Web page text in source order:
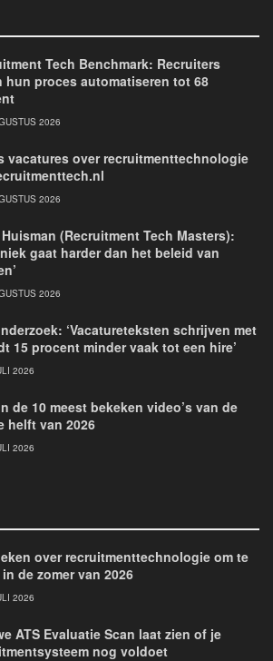
Tech Benchmark: Recruiters
hun proces automatiseren tot 68
2026
vacatures over recruitmenttechnologie
2026
Huisman (Recruitment Tech Masters):
gaat harder dan het beleid van
2026
‘Vacatureteksten schrijven met
15 procent minder vaak tot een hire’
2026
de 10 meest bekeken video’s van de
helft van 2026
2026
over recruitmenttechnologie om te
de zomer van 2026
2026
ATS Evaluatie Scan laat zien of je
nog voldoet